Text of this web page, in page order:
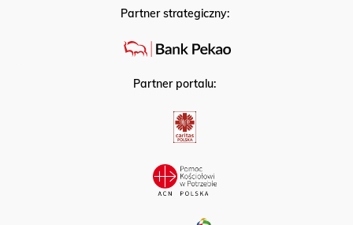
Partner strategiczny:
Partner portalu: